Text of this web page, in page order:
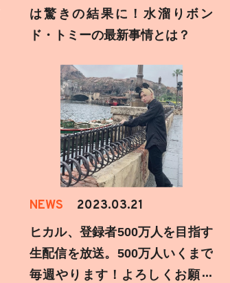
は驚きの結果に！水溜りボン
ド・トミーの最新事情とは？
NEWS 2023.03.21
ヒカル、登録者500万人を目指す
生配信を放送。500万人いくまで
毎週やります！よろしくお願い